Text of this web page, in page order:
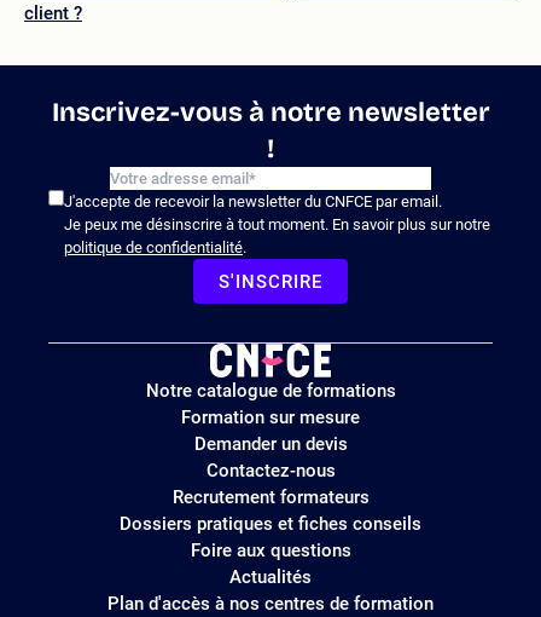
client ?
Inscrivez-vous à notre newsletter
!
J'accepte de recevoir la newsletter du CNFCE par email.
Je peux me désinscrire à tout moment. En savoir plus sur notre
politique de confidentialité.
S'INSCRIRE
Logo
site
Notre catalogue de formations
Formation sur mesure
Demander un devis
Contactez-nous
Recrutement formateurs
Dossiers pratiques et fiches conseils
Foire aux questions
Actualités
Plan d'accès à nos centres de formation